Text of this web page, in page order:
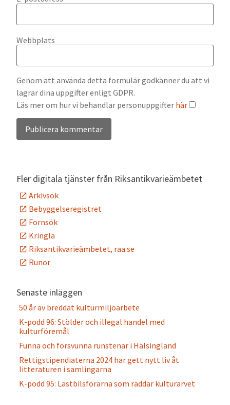
Webbplats
Genom att använda detta formulär godkänner du att vi
lagrar dina uppgifter enligt GDPR.
Läs mer om hur vi behandlar personuppgifter här
Fler digitala tjänster från Riksantikvarieämbetet
Arkivsök
Bebyggelseregistret
Fornsök
Kringla
Riksantikvarieämbetet, raa.se
Runor
Senaste inläggen
50 år av breddat kulturmiljöarbete
K-podd 96: Stölder och illegal handel med
kulturföremål
Funna och försvunna runstenar i Hälsingland
Rettigstipendiaterna 2024 har gett nytt liv åt
litteraturen i samlingarna
K-podd 95: Lastbilsförarna som räddar kulturarvet